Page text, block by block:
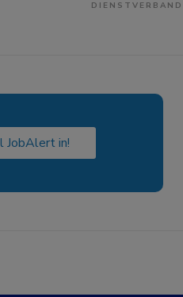
DIENSTVERBAND
JobAlert in!